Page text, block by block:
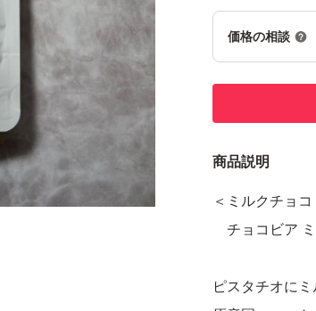
価格の相談
商品説明
＜ミルクチョ
チョコビア ミ
ピスタチオに